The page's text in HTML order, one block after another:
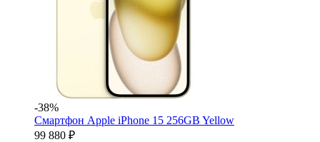
-38%
Смартфон Apple iPhone 15 256GB Yellow
99 880 ₽